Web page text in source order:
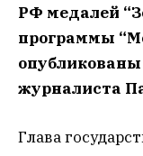
РФ медалей
программы
журналиста
Глава